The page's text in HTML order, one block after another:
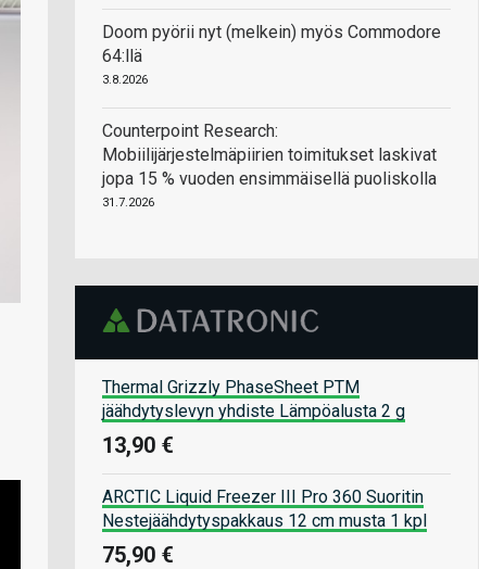
Doom pyörii nyt (melkein) myös Commodore
64:llä
3.8.2026
Counterpoint Research:
Mobiilijärjestelmäpiirien toimitukset laskivat
jopa 15 % vuoden ensimmäisellä puoliskolla
31.7.2026
Thermal Grizzly PhaseSheet PTM
jäähdytyslevyn yhdiste Lämpöalusta 2 g
13,90 €
ARCTIC Liquid Freezer III Pro 360 Suoritin
Nestejäähdytyspakkaus 12 cm musta 1 kpl
75,90 €